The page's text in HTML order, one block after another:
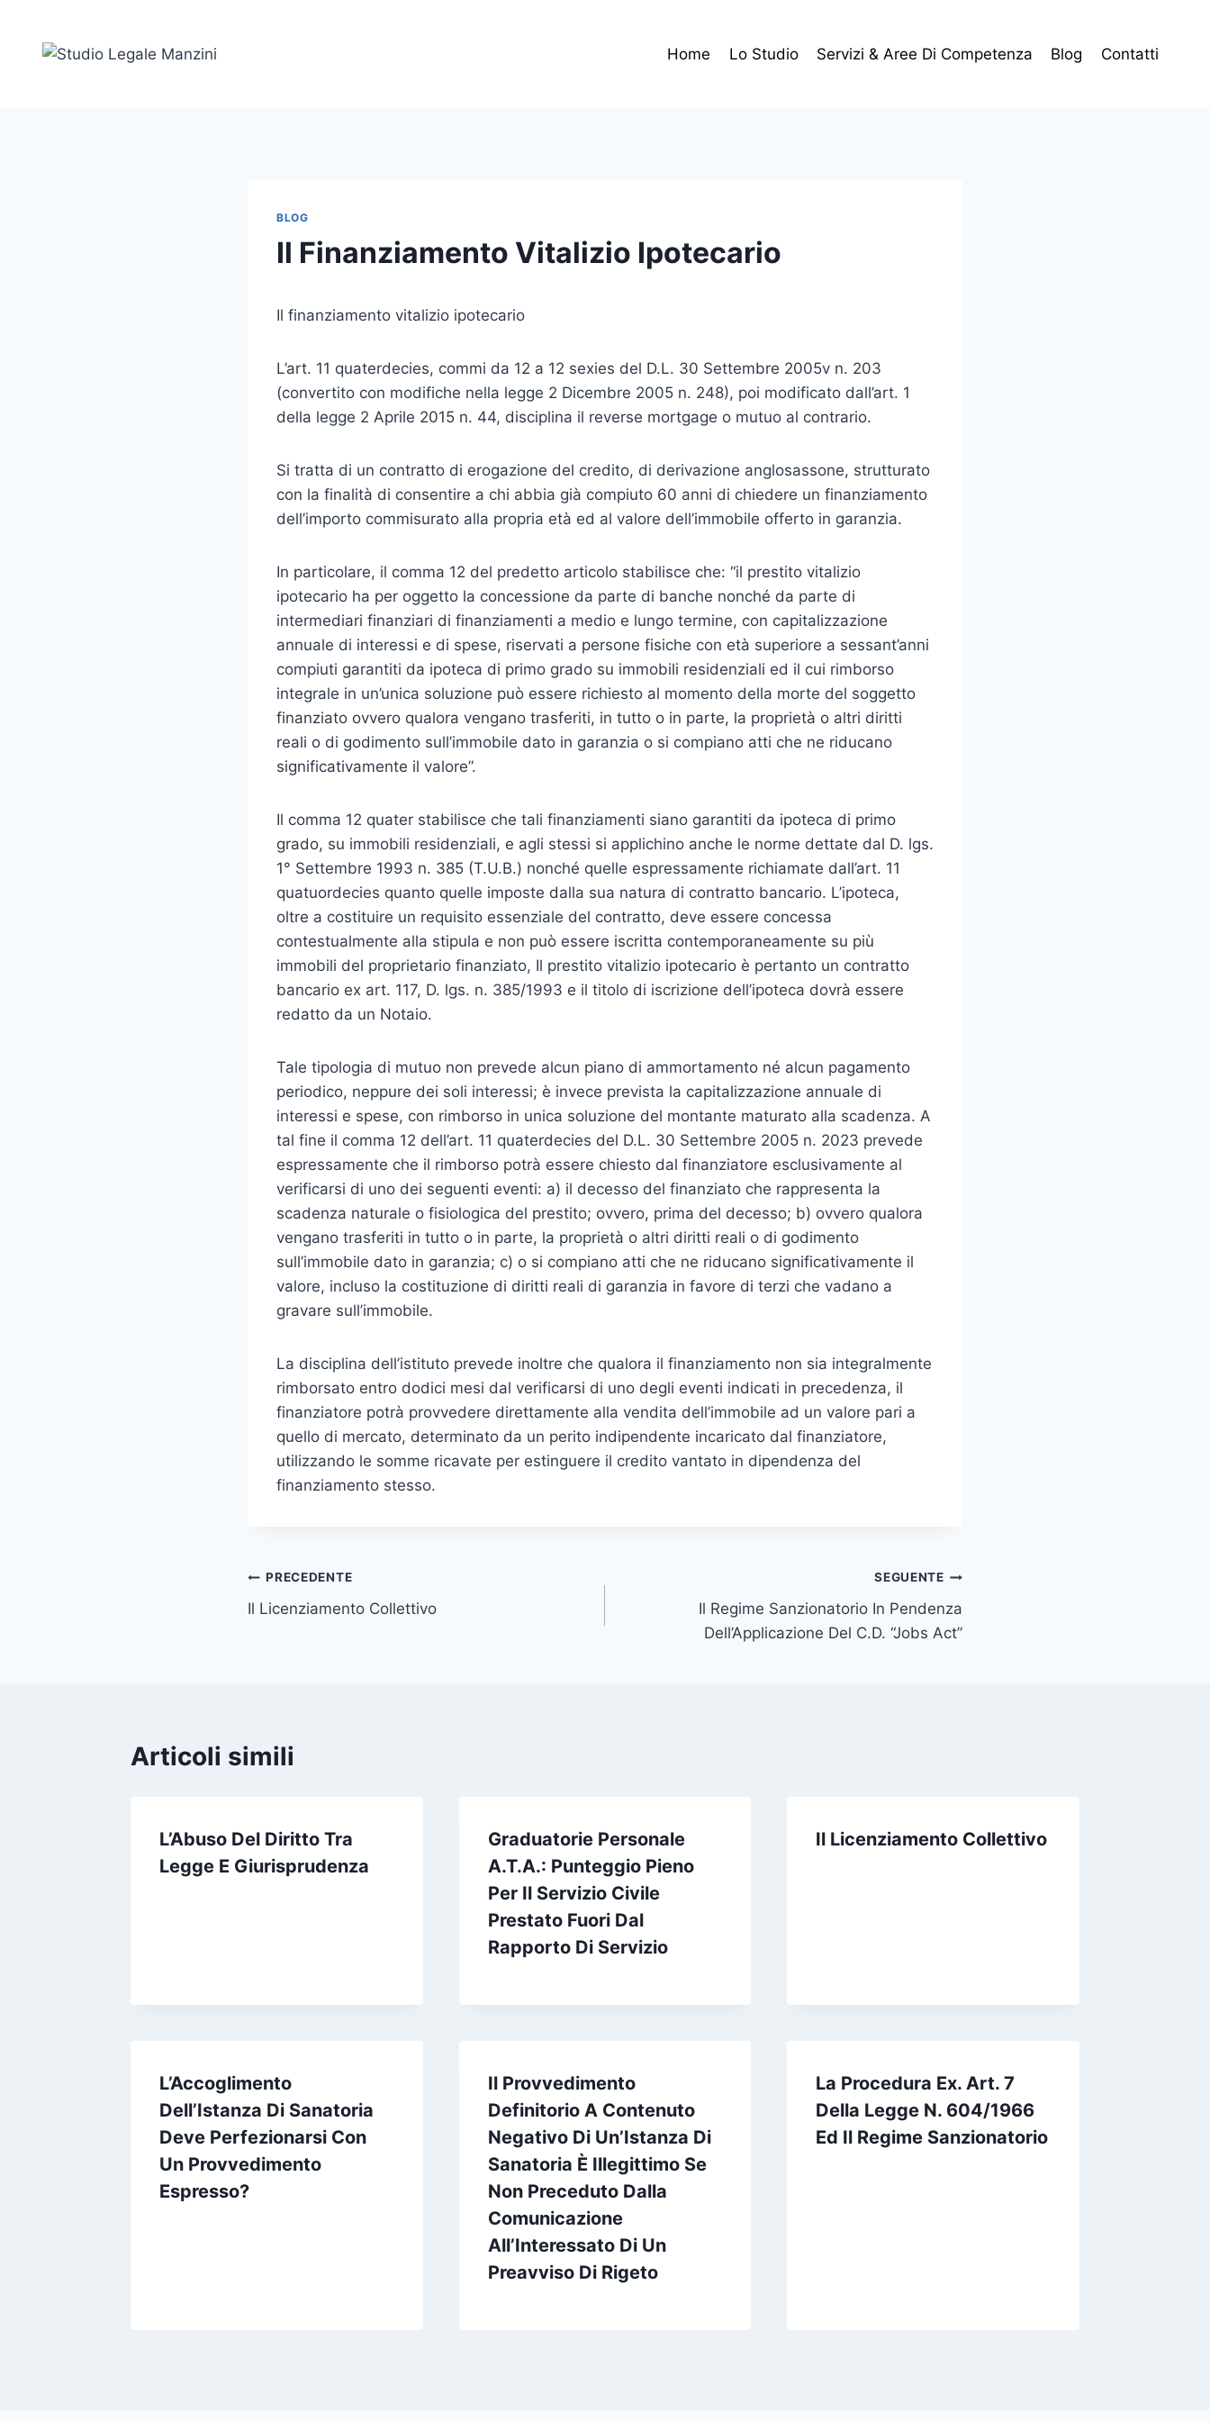
Home Lo Studio Servizi & Aree Di Competenza Blog Contatti
BLOG
Il Finanziamento Vitalizio Ipotecario
Il finanziamento vitalizio ipotecario
L’art. 11 quaterdecies, commi da 12 a 12 sexies del D.L. 30 Settembre 2005v n. 203
(convertito con modifiche nella legge 2 Dicembre 2005 n. 248), poi modificato dall’art. 1
della legge 2 Aprile 2015 n. 44, disciplina il reverse mortgage o mutuo al contrario.
Si tratta di un contratto di erogazione del credito, di derivazione anglosassone, strutturato
con la finalità di consentire a chi abbia già compiuto 60 anni di chiedere un finanziamento
dell’importo commisurato alla propria età ed al valore dell’immobile offerto in garanzia.
In particolare, il comma 12 del predetto articolo stabilisce che: “il prestito vitalizio
ipotecario ha per oggetto la concessione da parte di banche nonché da parte di
intermediari finanziari di finanziamenti a medio e lungo termine, con capitalizzazione
annuale di interessi e di spese, riservati a persone fisiche con età superiore a sessant’anni
compiuti garantiti da ipoteca di primo grado su immobili residenziali ed il cui rimborso
integrale in un’unica soluzione può essere richiesto al momento della morte del soggetto
finanziato ovvero qualora vengano trasferiti, in tutto o in parte, la proprietà o altri diritti
reali o di godimento sull’immobile dato in garanzia o si compiano atti che ne riducano
significativamente il valore”.
Il comma 12 quater stabilisce che tali finanziamenti siano garantiti da ipoteca di primo
grado, su immobili residenziali, e agli stessi si applichino anche le norme dettate dal D. lgs.
1° Settembre 1993 n. 385 (T.U.B.) nonché quelle espressamente richiamate dall’art. 11
quatuordecies quanto quelle imposte dalla sua natura di contratto bancario. L’ipoteca,
oltre a costituire un requisito essenziale del contratto, deve essere concessa
contestualmente alla stipula e non può essere iscritta contemporaneamente su più
immobili del proprietario finanziato, Il prestito vitalizio ipotecario è pertanto un contratto
bancario ex art. 117, D. lgs. n. 385/1993 e il titolo di iscrizione dell’ipoteca dovrà essere
redatto da un Notaio.
Tale tipologia di mutuo non prevede alcun piano di ammortamento né alcun pagamento
periodico, neppure dei soli interessi; è invece prevista la capitalizzazione annuale di
interessi e spese, con rimborso in unica soluzione del montante maturato alla scadenza. A
tal fine il comma 12 dell’art. 11 quaterdecies del D.L. 30 Settembre 2005 n. 2023 prevede
espressamente che il rimborso potrà essere chiesto dal finanziatore esclusivamente al
verificarsi di uno dei seguenti eventi: a) il decesso del finanziato che rappresenta la
scadenza naturale o fisiologica del prestito; ovvero, prima del decesso; b) ovvero qualora
vengano trasferiti in tutto o in parte, la proprietà o altri diritti reali o di godimento
sull’immobile dato in garanzia; c) o si compiano atti che ne riducano significativamente il
valore, incluso la costituzione di diritti reali di garanzia in favore di terzi che vadano a
gravare sull’immobile.
La disciplina dell’istituto prevede inoltre che qualora il finanziamento non sia integralmente
rimborsato entro dodici mesi dal verificarsi di uno degli eventi indicati in precedenza, il
finanziatore potrà provvedere direttamente alla vendita dell’immobile ad un valore pari a
quello di mercato, determinato da un perito indipendente incaricato dal finanziatore,
utilizzando le somme ricavate per estinguere il credito vantato in dipendenza del
finanziamento stesso.
PRECEDENTE
Il Licenziamento Collettivo
SEGUENTE
Il Regime Sanzionatorio In Pendenza
Dell’Applicazione Del C.D. “Jobs Act”
Articoli simili
L’Abuso Del Diritto Tra
Legge E Giurisprudenza
Graduatorie Personale
A.T.A.: Punteggio Pieno
Per Il Servizio Civile
Prestato Fuori Dal
Rapporto Di Servizio
Il Licenziamento Collettivo
L’Accoglimento
Dell’Istanza Di Sanatoria
Deve Perfezionarsi Con
Un Provvedimento
Espresso?
Il Provvedimento
Definitorio A Contenuto
Negativo Di Un’Istanza Di
Sanatoria È Illegittimo Se
Non Preceduto Dalla
Comunicazione
All’Interessato Di Un
Preavviso Di Rigeto
La Procedura Ex. Art. 7
Della Legge N. 604/1966
Ed Il Regime Sanzionatorio